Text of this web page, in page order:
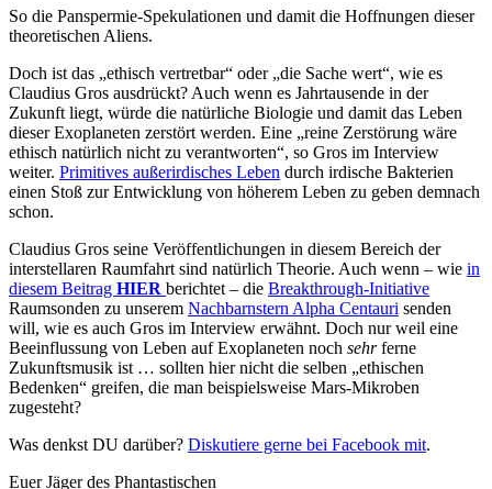
So die Panspermie-Spekulationen und damit die Hoffnungen dieser
theoretischen Aliens.
Doch ist das „ethisch vertretbar“ oder „die Sache wert“, wie es
Claudius Gros ausdrückt? Auch wenn es Jahrtausende in der
Zukunft liegt, würde die natürliche Biologie und damit das Leben
dieser Exoplaneten zerstört werden. Eine „reine Zerstörung wäre
ethisch natürlich nicht zu verantworten“, so Gros im Interview
weiter. Primitives außerirdisches Leben durch irdische Bakterien
einen Stoß zur Entwicklung von höherem Leben zu geben demnach
schon.
Claudius Gros seine Veröffentlichungen in diesem Bereich der
interstellaren Raumfahrt sind natürlich Theorie. Auch wenn – wie in
diesem Beitrag HIER berichtet – die Breakthrough-Initiative
Raumsonden zu unserem Nachbarnstern Alpha Centauri senden
will, wie es auch Gros im Interview erwähnt. Doch nur weil eine
Beeinflussung von Leben auf Exoplaneten noch sehrferne
Zukunftsmusik ist … sollten hier nicht die selben „ethischen
Bedenken“ greifen, die man beispielsweise Mars-Mikroben
zugesteht?
Was denkst DU darüber? Diskutiere gerne bei Facebook mit.
Euer Jäger des Phantastischen